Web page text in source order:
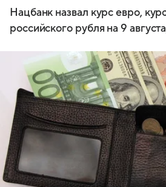
Нацбанк назвал курс евро,
российского рубля на 9